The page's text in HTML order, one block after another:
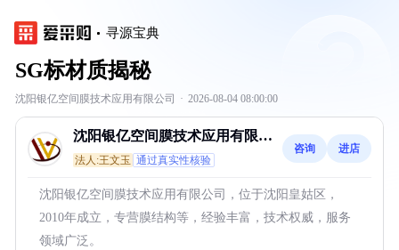
寻源宝典
SG标材质揭秘
沈阳银亿空间膜技术应用有限公司 · 2026-08-04 08:00:00
沈阳银亿空间膜技术应用有限公
司
法人:王文玉 通过真实性核验
咨询 进店
沈阳银亿空间膜技术应用有限公司，位于沈阳皇姑区，
2010年成立，专营膜结构等，经验丰富，技术权威，服务
领域广泛。